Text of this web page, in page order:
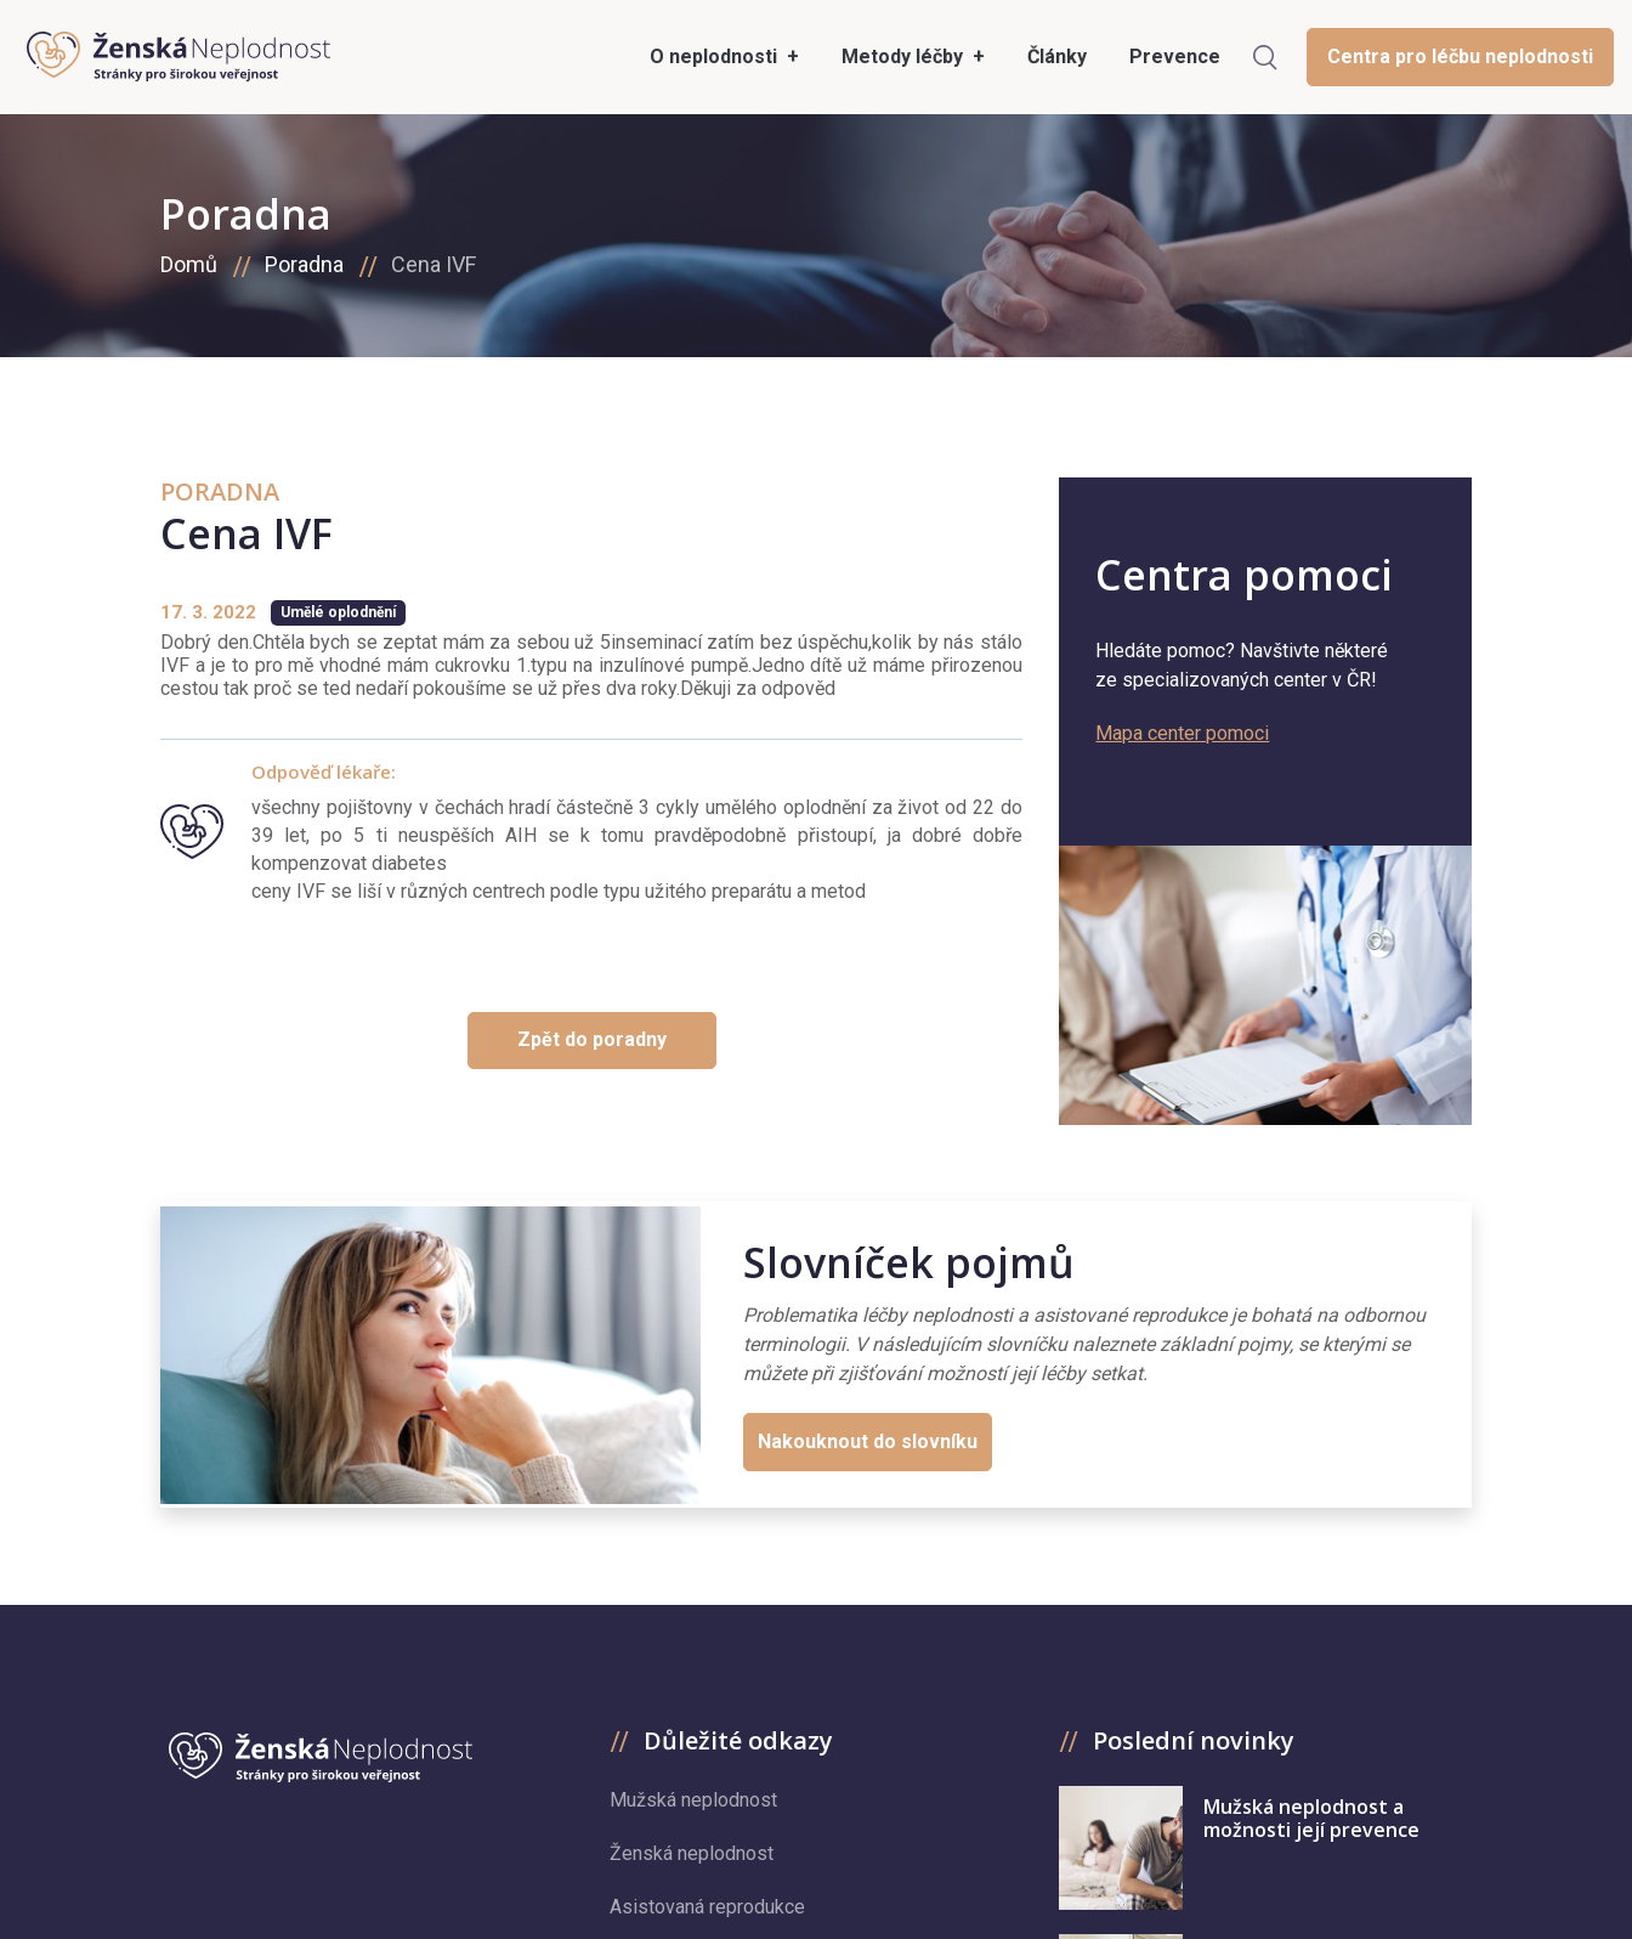
O neplodnosti Metody léčby Články Prevence Centra pro léčbu neplodnosti
Poradna
Domů Poradna Cena IVF
PORADNA
Cena IVF
17. 3. 2022 Umělé oplodnění
Dobrý den.Chtěla bych se zeptat mám za sebou už 5inseminací zatím bez úspěchu,kolik by nás stálo
IVF a je to pro mě vhodné mám cukrovku 1.typu na inzulínové pumpě.Jedno dítě už máme přirozenou
cestou tak proč se ted nedaří pokoušíme se už přes dva roky.Děkuji za odpověd
Odpověď lékaře:
všechny pojištovny v čechách hradí částečně 3 cykly umělého oplodnění za život od 22 do
39 let, po 5 ti neuspěších AIH se k tomu pravděpodobně přistoupí, ja dobré dobře
kompenzovat diabetes
ceny IVF se liší v různých centrech podle typu užitého preparátu a metod
Zpět do poradny
Centra pomoci
Hledáte pomoc? Navštivte některé
ze specializovaných center v ČR!
Mapa center pomoci
Slovníček pojmů
Problematika léčby neplodnosti a asistované reprodukce je bohatá na odbornou
terminologii. V následujícím slovníčku naleznete základní pojmy, se kterými se
můžete při zjišťování možností její léčby setkat.
Nakouknout do slovníku
Důležité odkazy
Mužská neplodnost
Ženská neplodnost
Asistovaná reprodukce
Poslední novinky
Mužská neplodnost a
možnosti její prevence